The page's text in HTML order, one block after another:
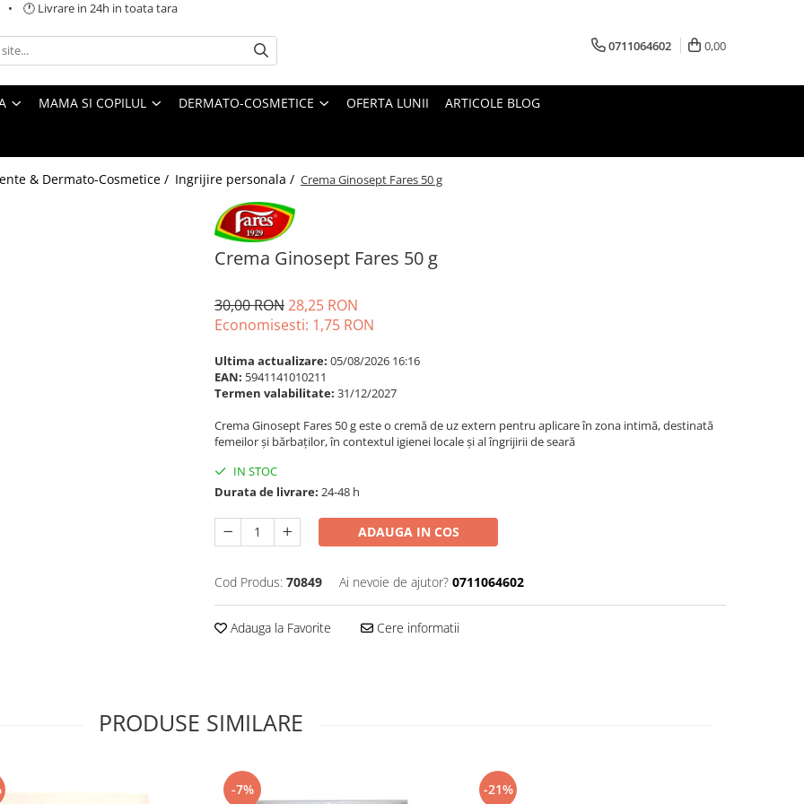
• 🕐 Livrare in 24h in toata tara
0711064602 0,00
MAMA SI COPILUL DERMATO-COSMETICE OFERTA LUNII ARTICOLE BLOG
& Dermato-Cosmetice / Ingrijire personala / Crema Ginosept Fares 50 g
Crema Ginosept Fares 50 g
30,00 RON28,25 RON
Economisesti: 1,75 RON
Ultima actualizare: 05/08/2026 16:16
EAN: 5941141010211
Termen valabilitate: 31/12/2027
Crema Ginosept Fares 50 g este o cremă de uz extern pentru aplicare în zona intimă, destinată
femeilor și bărbaților, în contextul igienei locale și al îngrijirii de seară
IN STOC
Durata de livrare: 24-48 h
ADAUGA IN COS
Cod Produs: 70849 Ai nevoie de ajutor? 0711064602
Adauga la Favorite Cere informatii
PRODUSE SIMILARE
-7% -21%